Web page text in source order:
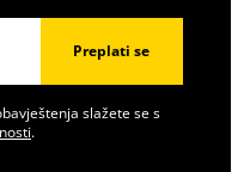
Preplati se
slažete se s
.